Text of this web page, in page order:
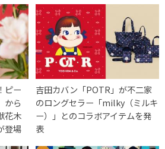
ピー
から
花木
登場
吉田カバン「POTR」が不二家
のロングセラー「milky（ミルキ
ー）」とのコラボアイテムを発
表